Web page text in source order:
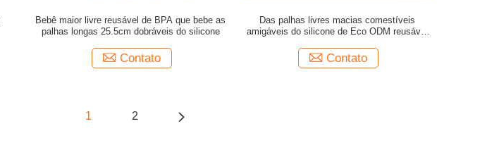
Bebê maior livre reusável de BPA que bebe as
palhas longas 25.5cm dobráveis do silicone
Contato
Das palhas livres macias comestíveis
amigáveis do silicone de Eco ODM reusável
Contato
1 2